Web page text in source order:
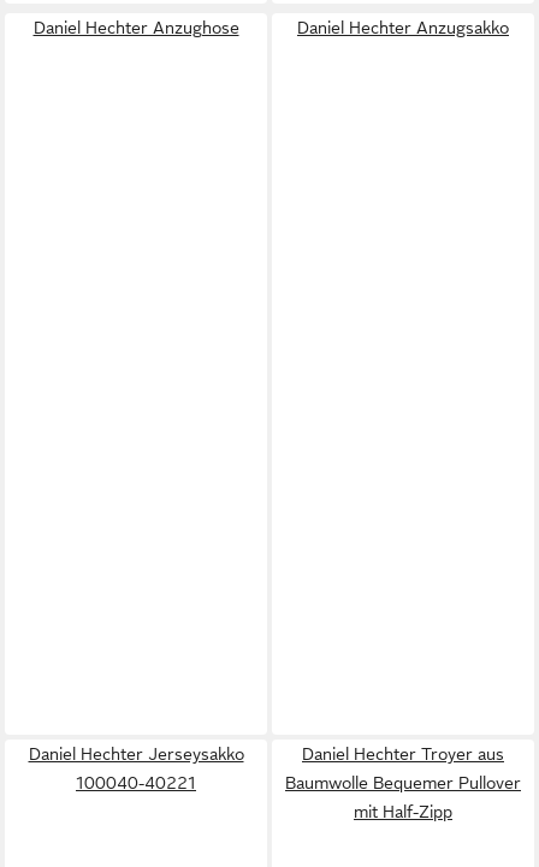
Daniel Hechter Anzughose Daniel Hechter Anzugsakko
Daniel Hechter Jerseysakko
100040-40221
Daniel Hechter Troyer aus
Baumwolle Bequemer Pullover
mit Half-Zipp